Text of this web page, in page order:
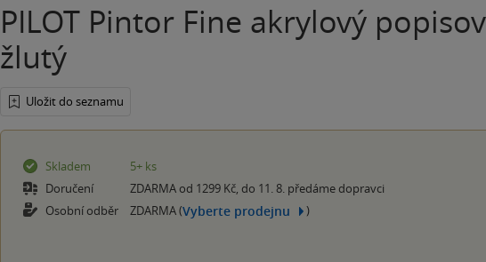
PILOT Pintor Fine akrylový
žlutý
Uložit do seznamu
Skladem
5+ ks
Doručení
ZDARMA od 1299 Kč, do 11. 8. předáme dopravci
Osobní odběr
ZDARMA (Vyberte prodejnu )